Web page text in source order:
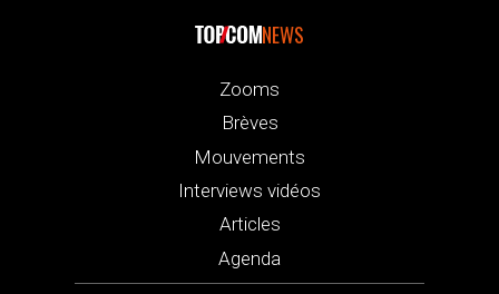
NEWS
Zooms
Brèves
Mouvements
Interviews vidéos
Articles
Agenda